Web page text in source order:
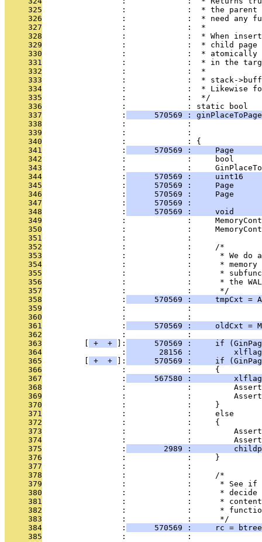
     325
:             :  * the
     326
:             :  * need any
     327
                 :             :  *
     328
:             :  * When
     329
:             :  * child
     330
:             :  *
     331
:             :  * in the
     332
                 :             :  *
     333
:             :  * stack-
     334
:             :  * Likewise
     335
                 :             :  */
     336
                 :             : static bool
     337
                 :
570569 :
     338
:             :
     339
:             :
     340
                 :             : {
     341
                 :
570569 :     Page
     342
:             :     bool
     343
:             :
     344
                 :
570569 :     uint16
     345
                 :
570569 :     Page
     346
                 :
570569 :     Page
     347
                 :
570569 :
     348
                 :
570569 :     void
     349
:             :
     350
:             :
     351
                 :             :
     352
                 :             :     /*
     353
:             :      * We do
     354
:             :      *
     355
:             :      *
     356
:             :      * the
     357
                 :             :      */
     358
                 :
570569 :     tmpCxt =
     359
:             :
     360
:             :
     361
                 :
570569 :     oldCxt =
     362
                 :             :
     363
+ + ]:
570569 :     if
     364
                 :
28156 :
     365
+ + ]:
570569 :     if
     366
                 :             :     {
     367
                 :
567580 :
     368
:             :
     369
:             :
     370
                 :             :     }
     371
                 :             :     else
     372
                 :             :     {
     373
:             :
     374
:             :
     375
                 :
2989 :
     376
                 :             :     }
     377
                 :             :
     378
                 :             :     /*
     379
:             :      * See
     380
:             :      *
     381
:             :      *
     382
:             :      *
     383
                 :             :      */
     384
                 :
570569 :     rc =
     385
:             :